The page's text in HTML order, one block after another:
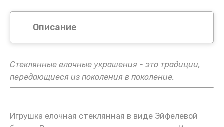
Описание
Стеклянные елочные украшения - это традиции,
передающиеся из поколения в поколение.
Игрушка елочная стеклянная в виде Эйфелевой